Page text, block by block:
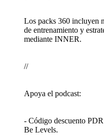
Los packs 360 incluyen
de entrenamiento y
mediante INNER.
//
Apoya el podcast:
- Código descuento
Be Levels.